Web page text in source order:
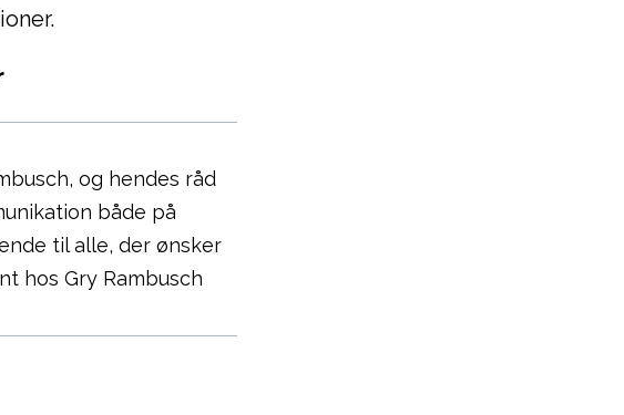
og hendes råd
både på
til alle, der ønsker
hos Gry Rambusch